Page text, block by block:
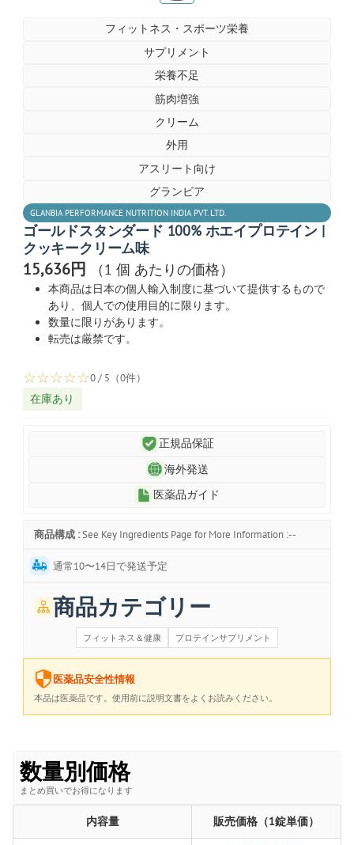
フィットネス・スポーツ栄養
サプリメント
栄養不足
筋肉増強
クリーム
外用
アスリート向け
グランビア
GLANBIA PERFORMANCE NUTRITION INDIA PVT. LTD.
ゴールドスタンダード 100% ホエイプロテイン |
クッキークリーム味
15,636円 （1 個 あたりの価格）
本商品は日本の個人輸入制度に基づいて提供するもので
あり、個人での使用目的に限ります。
数量に限りがあります。
転売は厳禁です。
☆☆☆☆☆0 / 5（0件）
在庫あり
正規品保証
海外発送
医薬品ガイド
商品構成 : See Key Ingredients Page for More Information :--
通常10〜14日で発送予定
商品カテゴリー
フィットネス＆健康 プロテインサプリメント
医薬品安全性情報
本品は医薬品です。使用前に説明文書をよくお読みください。
数量別価格
まとめ買いでお得になります
内容量 販売価格（1錠単価）